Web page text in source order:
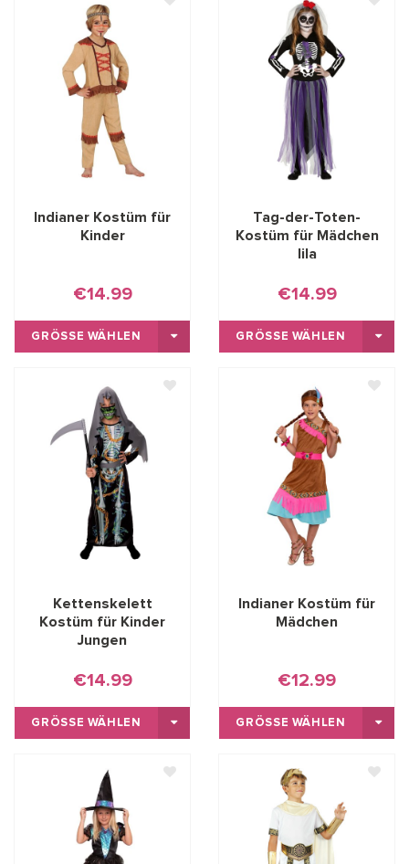
Indianer Kostüm für
Kinder
€14.99
GRÖSSE WÄHLEN
Tag-der-Toten-
Kostüm für Mädchen
lila
€14.99
GRÖSSE WÄHLEN
Kettenskelett
Kostüm für Kinder
Jungen
€14.99
GRÖSSE WÄHLEN
Indianer Kostüm für
Mädchen
€12.99
GRÖSSE WÄHLEN